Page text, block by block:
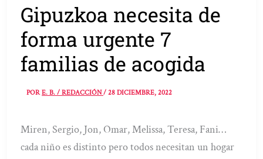
Gipuzkoa necesita de
forma urgente 7
familias de acogida
PORE. B. / REDACCIÓN/28 DICIEMBRE, 2022
Miren, Sergio, Jon, Omar, Melissa, Teresa, Fani…
cada niño es distinto pero todos necesitan un hogar